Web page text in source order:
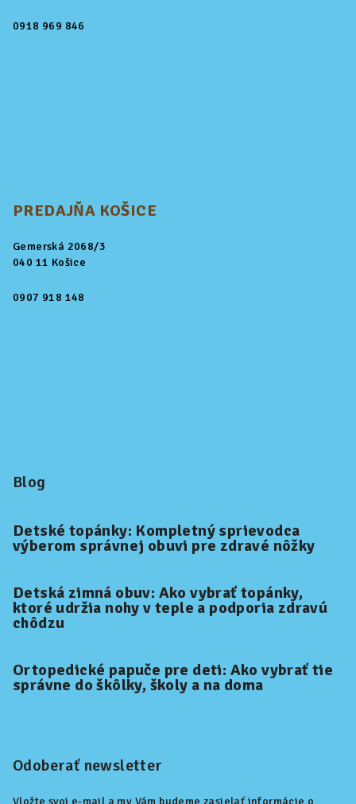
0918 969 846
PREDAJŇA KOŠICE
Gemerská 2068/3
040 11 Košice
0907 918 148
Blog
Detské topánky: Kompletný sprievodca
výberom správnej obuvi pre zdravé nôžky
Detská zimná obuv: Ako vybrať topánky,
ktoré udržia nohy v teple a podporia zdravú
chôdzu
Ortopedické papuče pre deti: Ako vybrať tie
správne do škôlky, školy a na doma
Odoberať newsletter